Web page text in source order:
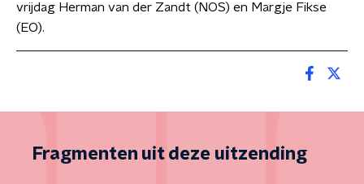
vrijdag Herman van der Zandt (NOS) en Margje Fikse
(EO).
Fragmenten uit deze uitzending